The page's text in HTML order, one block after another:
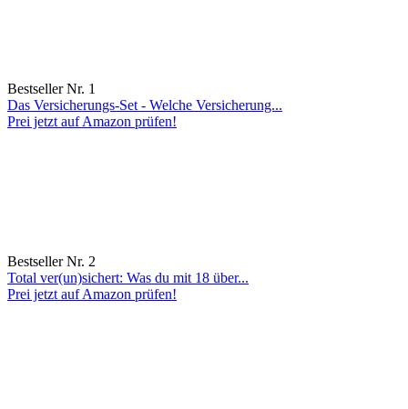
Bestseller Nr. 1
Das Versicherungs-Set - Welche Versicherung...
Prei jetzt auf Amazon prüfen!
Bestseller Nr. 2
Total ver(un)sichert: Was du mit 18 über...
Prei jetzt auf Amazon prüfen!